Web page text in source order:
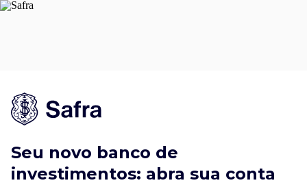
Seu novo banco de
investimentos: abra sua conta